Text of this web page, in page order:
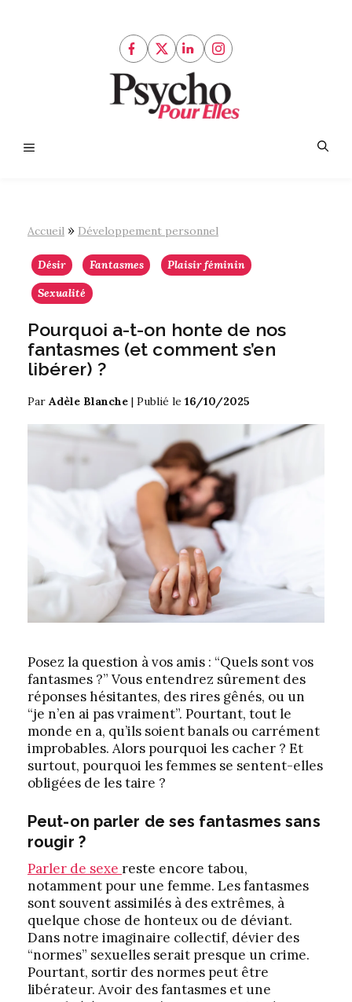
Accueil » Développement personnel
Désir Fantasmes
Plaisir féminin
Sexualité
Pourquoi a-t-on honte de nos
fantasmes (et comment s’en
libérer) ?
Par Adèle Blanche | Publié le 16/10/2025
Posez la question à vos amis : “Quels sont vos
fantasmes ?” Vous entendrez sûrement des
réponses hésitantes, des rires gênés, ou un
“je n’en ai pas vraiment”. Pourtant, tout le
monde en a, qu’ils soient banals ou carrément
improbables. Alors pourquoi les cacher ? Et
surtout, pourquoi les femmes se sentent-elles
obligées de les taire ?
Peut-on parler de ses fantasmes sans
rougir ?
Parler de sexe reste encore tabou,
notamment pour une femme. Les fantasmes
sont souvent assimilés à des extrêmes, à
quelque chose de honteux ou de déviant.
Dans notre imaginaire collectif, dévier des
“normes” sexuelles serait presque un crime.
Pourtant, sortir des normes peut être
libérateur. Avoir des fantasmes et une